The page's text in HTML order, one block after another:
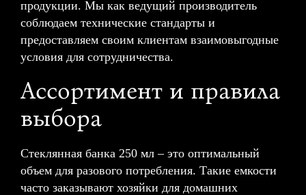
продукции. Мы как ведущий производитель
соблюдаем технические стандарты и
предоставляем своим клиентам взаимовыгодные
условия для сотрудничества.
Ассортимент и правила
выбора
Стеклянная банка 250 мл – это оптимальный
объем для разового потребления. Такие емкости
часто заказывают хозяйки для домашних